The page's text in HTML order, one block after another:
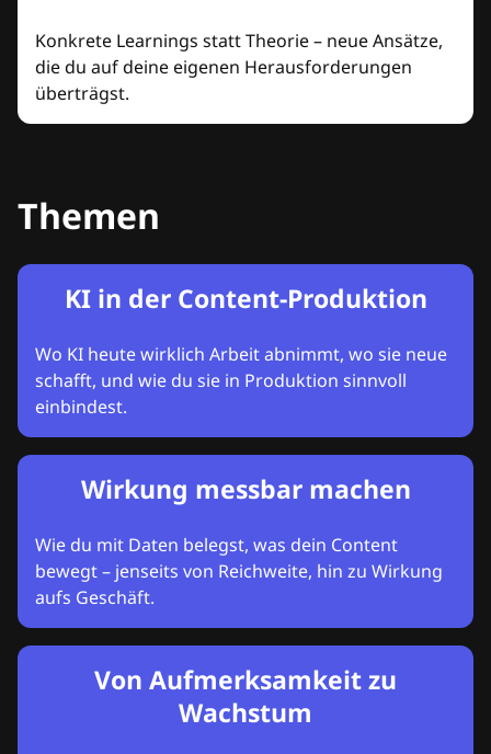
Konkrete Learnings statt Theorie – neue Ansätze,
die du auf deine eigenen Herausforderungen
überträgst.
Themen
KI in der Content-Produktion
Wo KI heute wirklich Arbeit abnimmt, wo sie neue
schafft, und wie du sie in Produktion sinnvoll
einbindest.
Wirkung messbar machen
Wie du mit Daten belegst, was dein Content
bewegt – jenseits von Reichweite, hin zu Wirkung
aufs Geschäft.
Von Aufmerksamkeit zu
Wachstum